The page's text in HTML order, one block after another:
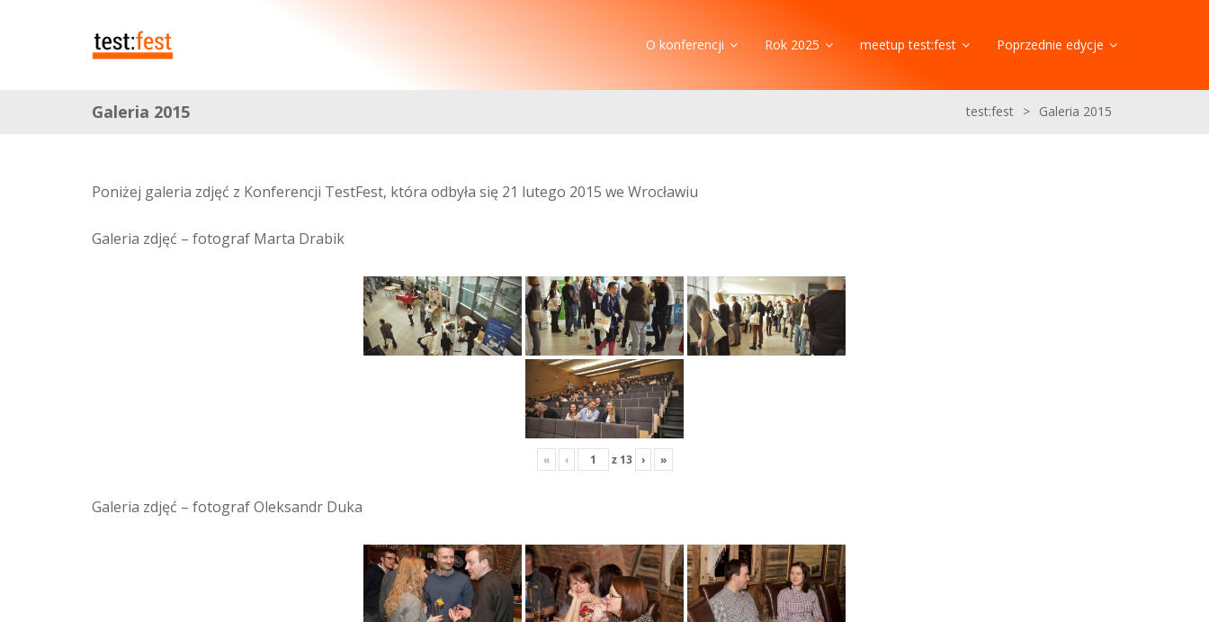
O konferencji Rok 2025 meetup test:fest Poprzednie edycje
Galeria 2015 test:fest > Galeria 2015
Poniżej galeria zdjęć z Konferencji TestFest, która odbyła się 21 lutego 2015 we Wrocławiu
Galeria zdjęć – fotograf Marta Drabik
« ‹ z 13 › »
Galeria zdjęć – fotograf Oleksandr Duka